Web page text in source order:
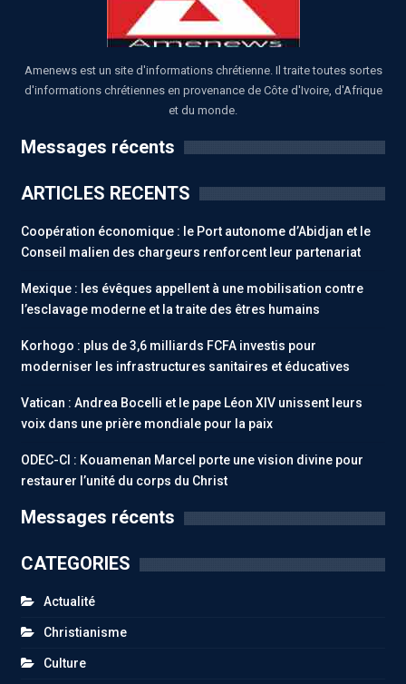
Amenews est un site d'informations chrétienne. Il traite toutes sortes
d'informations chrétiennes en provenance de Côte d'Ivoire, d'Afrique
et du monde.
Messages récents
ARTICLES RECENTS
Coopération économique : le Port autonome d’Abidjan et le
Conseil malien des chargeurs renforcent leur partenariat
Mexique : les évêques appellent à une mobilisation contre
l’esclavage moderne et la traite des êtres humains
Korhogo : plus de 3,6 milliards FCFA investis pour
moderniser les infrastructures sanitaires et éducatives
Vatican : Andrea Bocelli et le pape Léon XIV unissent leurs
voix dans une prière mondiale pour la paix
ODEC-CI : Kouamenan Marcel porte une vision divine pour
restaurer l’unité du corps du Christ
Messages récents
CATEGORIES
Actualité
Christianisme
Culture